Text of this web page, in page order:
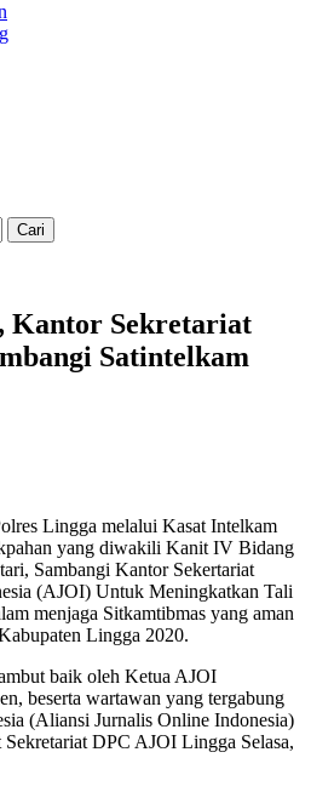
Kantor Sekretariat
Satintelkam
Lingga melalui Kasat Intelkam
yang diwakili Kanit IV Bidang
Sambangi Kantor Sekertariat
(AJOI) Untuk Meningkatkan Tali
menjaga Sitkamtibmas yang aman
Lingga 2020.
baik oleh Ketua AJOI
beserta wartawan yang tergabung
(Aliansi Jurnalis Online Indonesia)
DPC AJOI Lingga Selasa,